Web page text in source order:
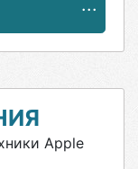
Apple